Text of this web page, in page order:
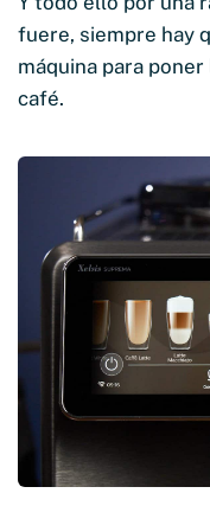
fuere, siempre hay
máquina para
café.